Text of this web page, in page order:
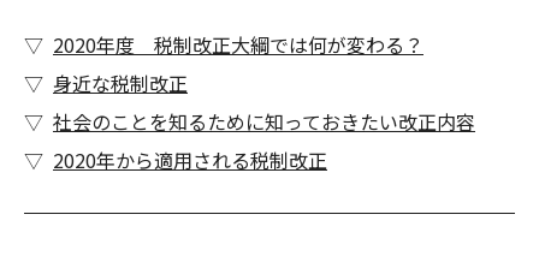
2020年度 税制改正大綱では何が変わる？
身近な税制改正
社会のことを知るために知っておきたい改正内容
2020年から適用される税制改正